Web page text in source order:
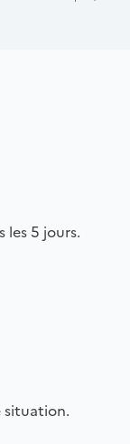
les 5 jours.
situation.